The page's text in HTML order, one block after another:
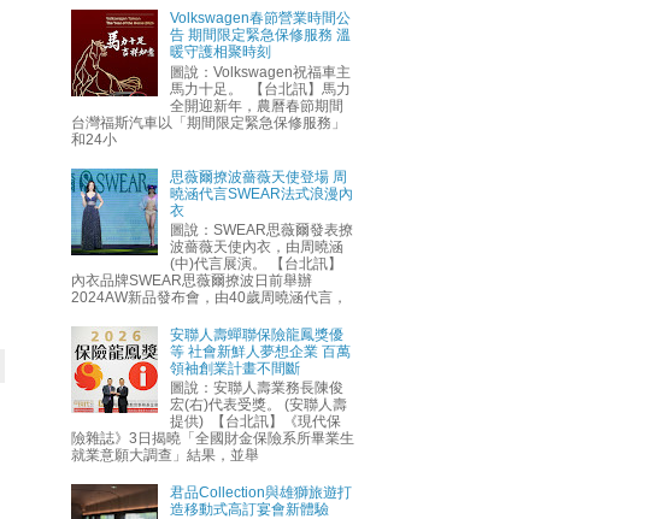
Volkswagen春節營業時間公
告 期間限定緊急保修服務 溫
暖守護相聚時刻
圖說：Volkswagen祝福車主
馬力十足。 【台北訊】馬力
全開迎新年，農曆春節期間
台灣福斯汽車以「期間限定緊急保修服務」
和24小
思薇爾撩波薔薇天使登場 周
曉涵代言SWEAR法式浪漫內
衣
圖說：SWEAR思薇爾發表撩
波薔薇天使內衣，由周曉涵
(中)代言展演。 【台北訊】
內衣品牌SWEAR思薇爾撩波日前舉辦
2024AW新品發布會，由40歲周曉涵代言，
安聯人壽蟬聯保險龍鳳獎優
等 社會新鮮人夢想企業 百萬
領袖創業計畫不間斷
圖說：安聯人壽業務長陳俊
宏(右)代表受獎。 (安聯人壽
提供) 【台北訊】《現代保
險雜誌》3日揭曉「全國財金保險系所畢業生
就業意願大調查」結果，並舉
君品Collection與雄獅旅遊打
造移動式高訂宴會新體驗